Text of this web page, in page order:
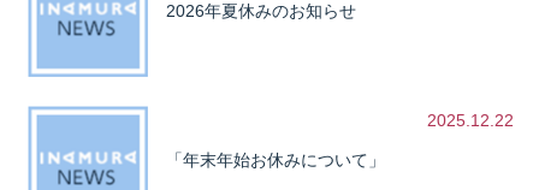
2026年夏休みのお知らせ
2025.12.22
「年末年始お休みについて」